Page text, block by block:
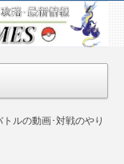
ルの動画･対戦のやり